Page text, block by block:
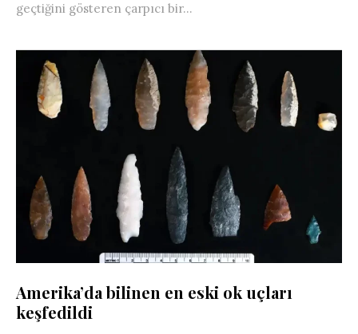
geçtiğini gösteren çarpıcı bir...
Amerika’da bilinen en eski ok uçları
keşfedildi